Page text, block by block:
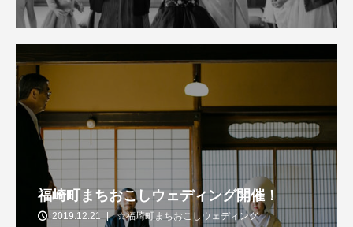
福崎町まちおこしウェディング開催！
2019.12.21 ☆福崎町まちおこしウェディング